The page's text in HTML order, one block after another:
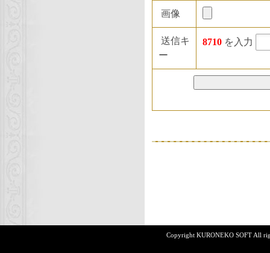
画像
送信キ
ー
8710 を入力
Copyright KURONEKO SOFT All